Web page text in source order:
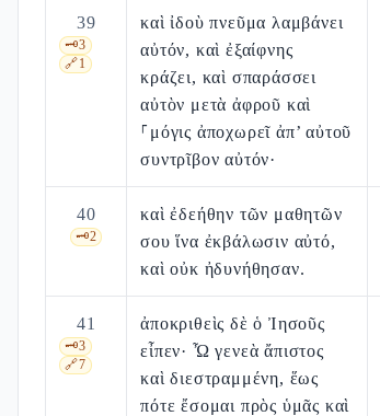
39
🗝️3
🔗1
καὶ ἰδοὺ πνεῦμα λαμβάνει
αὐτόν, καὶ ἐξαίφνης
κράζει, καὶ σπαράσσει
αὐτὸν μετὰ ἀφροῦ καὶ
⸀μόγις ἀποχωρεῖ ἀπ’ αὐτοῦ
συντρῖβον αὐτόν·
40
🗝️2
καὶ ἐδεήθην τῶν μαθητῶν
σου ἵνα ἐκβάλωσιν αὐτό,
καὶ οὐκ ἠδυνήθησαν.
41
🗝️3
🔗7
ἀποκριθεὶς δὲ ὁ Ἰησοῦς
εἶπεν· Ὦ γενεὰ ἄπιστος
καὶ διεστραμμένη, ἕως
πότε ἔσομαι πρὸς ὑμᾶς καὶ